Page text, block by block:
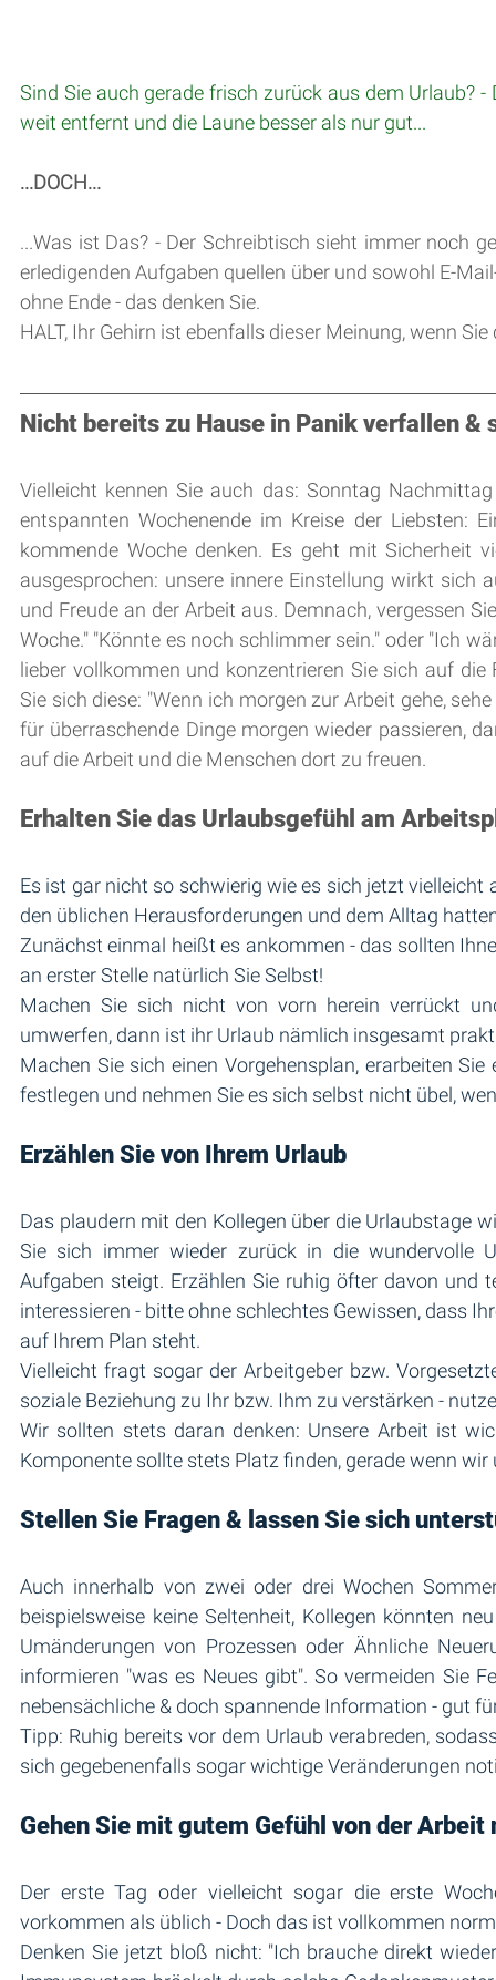
Sind Sie auch gerade frisch zurück aus dem Urlaub?
weit entfernt und die Laune besser als nur gut...
...DOCH...
...Was ist Das? - Der Schreibtisch sieht immer noch
erledigenden Aufgaben quellen über und sowohl E-
ohne Ende - das denken Sie.
HALT, Ihr Gehirn ist ebenfalls dieser Meinung, wenn
Nicht bereits zu Hause in Panik verfallen &
Vielleicht kennen Sie auch das: Sonntag
entspannten Wochenende im Kreise der Liebsten:
kommende Woche denken. Es geht mit Sicherheit
ausgesprochen: unsere innere Einstellung wirkt sich
und Freude an der Arbeit aus. Demnach, vergessen
Woche." "Könnte es noch schlimmer sein." oder "Ich
lieber vollkommen und konzentrieren Sie sich auf
Sie sich diese: "Wenn ich morgen zur Arbeit gehe,
für überraschende Dinge morgen wieder passieren,
auf die Arbeit und die Menschen dort zu freuen.
Erhalten Sie das Urlaubsgefühl am
Es ist gar nicht so schwierig wie es sich jetzt vielleicht
den üblichen Herausforderungen und dem Alltag
Zunächst einmal heißt es ankommen - das sollten
an erster Stelle natürlich Sie Selbst!
Machen Sie sich nicht von vorn herein verrückt
umwerfen, dann ist ihr Urlaub nämlich insgesamt
Machen Sie sich einen Vorgehensplan, erarbeiten
festlegen und nehmen Sie es sich selbst nicht übel,
Erzählen Sie von Ihrem Urlaub
Das plaudern mit den Kollegen über die Urlaubstage
Sie sich immer wieder zurück in die wundervolle
Aufgaben steigt. Erzählen Sie ruhig öfter davon und
interessieren - bitte ohne schlechtes Gewissen, dass
auf Ihrem Plan steht.
Vielleicht fragt sogar der Arbeitgeber bzw.
soziale Beziehung zu Ihr bzw. Ihm zu verstärken -
Wir sollten stets daran denken: Unsere Arbeit ist
Komponente sollte stets Platz finden, gerade wenn
Stellen Sie Fragen & lassen Sie sich
Auch innerhalb von zwei oder drei Wochen
beispielsweise keine Seltenheit, Kollegen könnten
Umänderungen von Prozessen oder Ähnliche
informieren "was es Neues gibt". So vermeiden Sie
nebensächliche & doch spannende Information - gut
Tipp: Ruhig bereits vor dem Urlaub verabreden,
sich gegebenenfalls sogar wichtige Veränderungen
Gehen Sie mit gutem Gefühl von der Arbeit
Der erste Tag oder vielleicht sogar die erste
vorkommen als üblich - Doch das ist vollkommen
Denken Sie jetzt bloß nicht: "Ich brauche direkt